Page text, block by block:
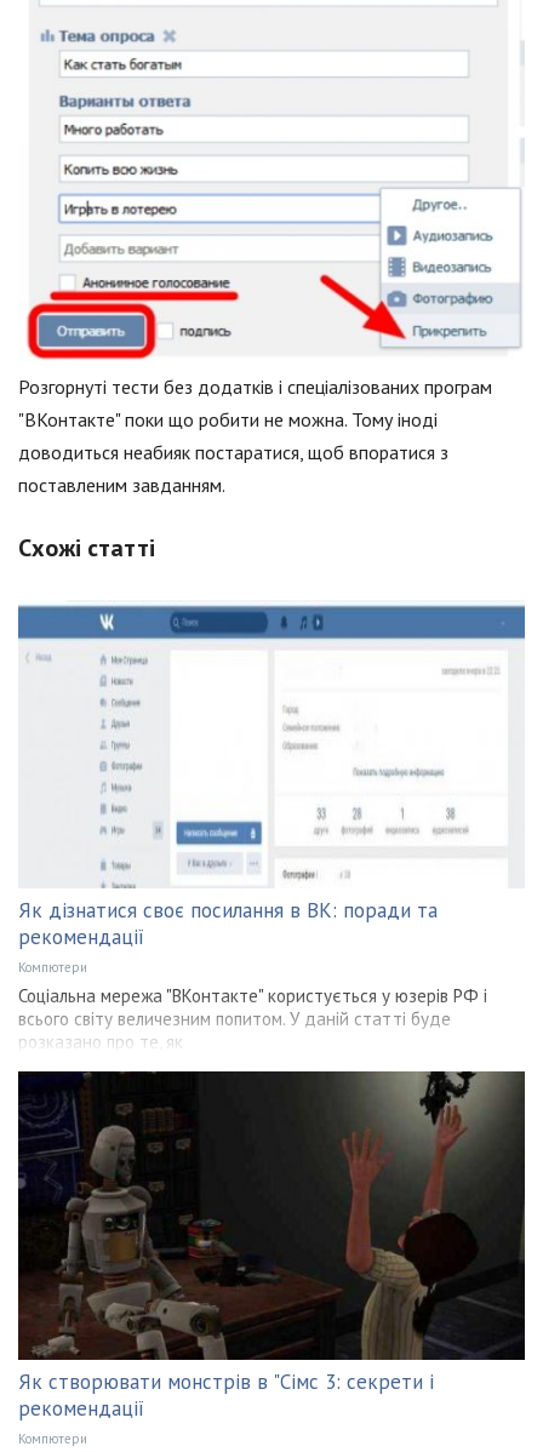
Розгорнуті тести без додатків і спеціалізованих програм
"ВКонтакте" поки що робити не можна. Тому іноді
доводиться неабияк постаратися, щоб впоратися з
поставленим завданням.
Схожі статті
Як дізнатися своє посилання в ВК: поради та
рекомендації
Компютери
Соціальна мережа "ВКонтакте" користується у юзерів РФ і
всього світу величезним попитом. У даній статті буде
розказано про те, як
Як створювати монстрів в "Сімс 3: секрети і
рекомендації
Компютери